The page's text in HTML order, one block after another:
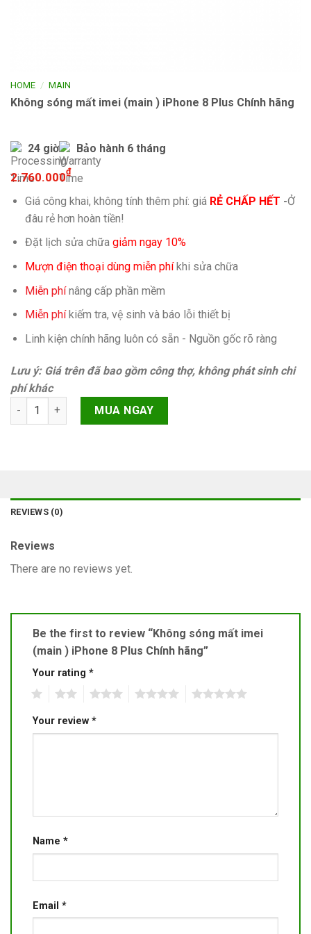
HOME / MAIN
Không sóng mất imei (main ) iPhone 8 Plus Chính hãng
24 giờ Bảo hành 6 tháng
2.760.000₫
Giá công khai, không tính thêm phí: giá RẺ CHẤP HẾT -Ở
đâu rẻ hơn hoàn tiền!
Đặt lịch sửa chữa giảm ngay 10%
Mượn điện thoại dùng miễn phíkhi sửa chữa
Miễn phínâng cấp phần mềm
Miễn phíkiếm tra, vệ sinh và báo lỗi thiết bị
Linh kiện chính hãng luôn có sẵn - Nguồn gốc rõ ràng
Lưu ý: Giá trên đã bao gồm công thợ, không phát sinh chi
phí khác
Không sóng mất imei (main ) iPhone 8 Plus Chính hãng
MUA NGAY
REVIEWS (0)
Reviews
There are no reviews yet.
Be the first to review “Không sóng mất imei
(main ) iPhone 8 Plus Chính hãng”
Your rating *
Your review *
Name *
Email *